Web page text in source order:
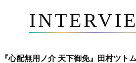
『心配無用ノ介 天下御免』田村ツト